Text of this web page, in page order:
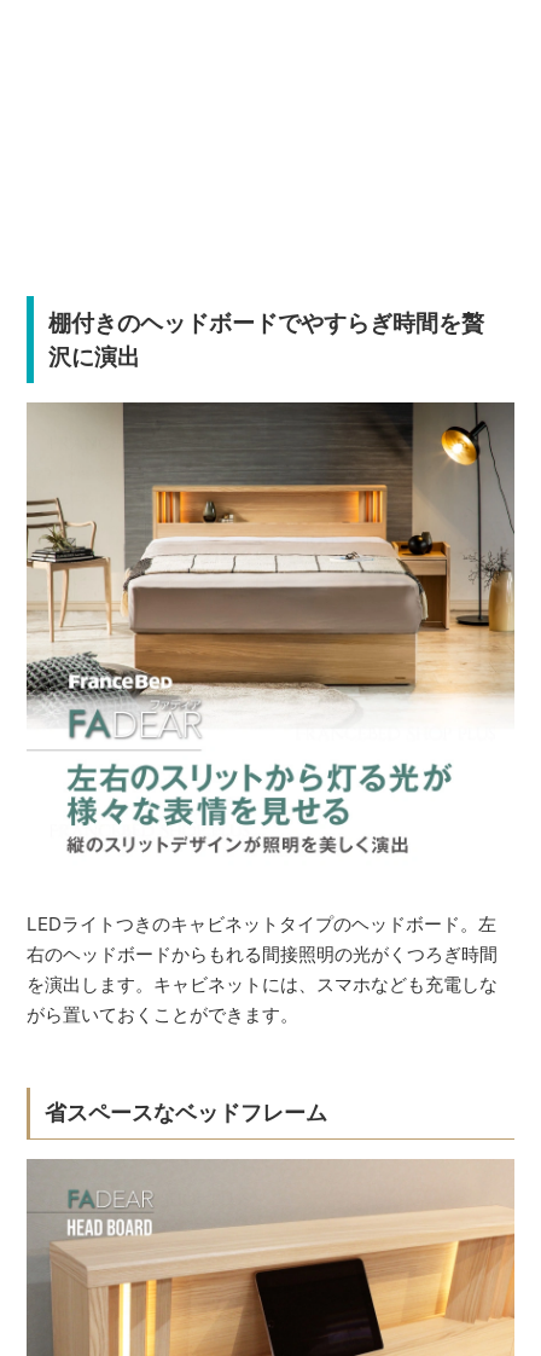
棚付きのヘッドボードでやすらぎ時間を贅
沢に演出
LEDライトつきのキャビネットタイプのヘッドボード。左
右のヘッドボードからもれる間接照明の光がくつろぎ時間
を演出します。キャビネットには、スマホなども充電しな
がら置いておくことができます。
省スペースなベッドフレーム